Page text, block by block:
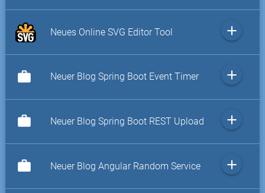
Neues Online SVG Editor Tool add
work Neuer Blog Spring Boot Event Timer add
work Neuer Blog Spring Boot REST Upload add
work Neuer Blog Angular Random Service add